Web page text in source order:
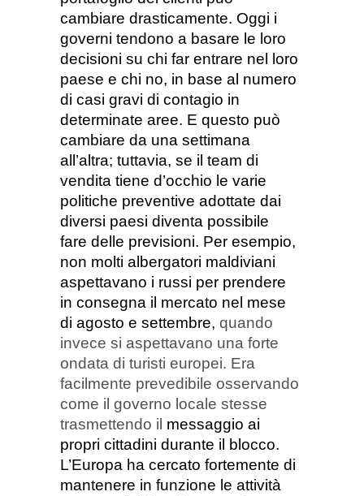
cambiare drasticamente. Oggi i
governi tendono a basare le loro
decisioni su chi far entrare nel loro
paese e chi no, in base al numero
di casi gravi di contagio in
determinate aree. E questo può
cambiare da una settimana
all’altra; tuttavia, se il team di
vendita tiene d’occhio le varie
politiche preventive adottate dai
diversi paesi diventa possibile
fare delle previsioni. Per esempio,
non molti albergatori maldiviani
aspettavano i russi per prendere
in consegna il mercato nel mese
di agosto e settembre, quando
invece si aspettavano una forte
ondata di turisti europei. Era
facilmente prevedibile osservando
come il governo locale stesse
trasmettendo il messaggio ai
propri cittadini durante il blocco.
L’Europa ha cercato fortemente di
mantenere in funzione le attività